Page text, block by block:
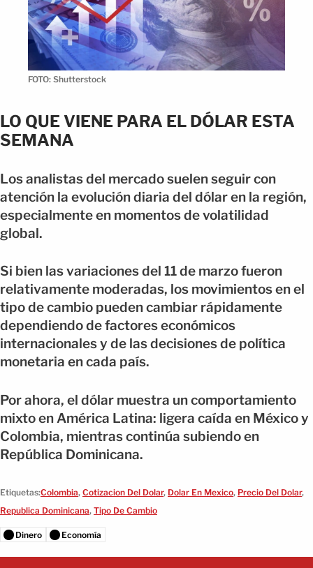
FOTO: Shutterstock
LO QUE VIENE PARA EL DÓLAR ESTA
SEMANA
Los analistas del mercado suelen seguir con
atención la evolución diaria del dólar en la región,
especialmente en momentos de volatilidad
global.
Si bien las variaciones del 11 de marzo fueron
relativamente moderadas, los movimientos en el
tipo de cambio pueden cambiar rápidamente
dependiendo de factores económicos
internacionales y de las decisiones de política
monetaria en cada país.
Por ahora, el dólar muestra un comportamiento
mixto en América Latina: ligera caída en México y
Colombia, mientras continúa subiendo en
República Dominicana.
Etiquetas:Colombia, Cotizacion Del Dolar, Dolar En Mexico, Precio Del Dolar,
Republica Dominicana, Tipo De Cambio
Dinero Economía